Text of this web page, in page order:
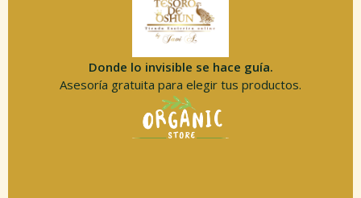
Donde lo invisible se hace guía.
Asesoría gratuita para elegir tus productos.